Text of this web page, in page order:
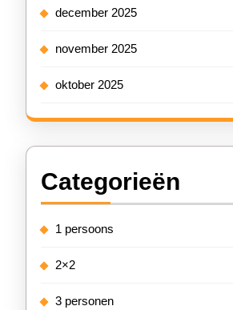
december 2025
november 2025
oktober 2025
Categorieën
1 persoons
2×2
3 personen